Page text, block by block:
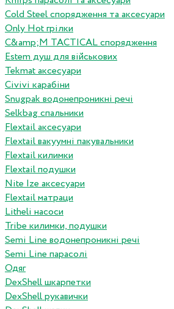
Cold Steel спорядження та аксесуари
Only Hot грілки
C&amp;M TACTICAL спорядження
Estem душ для військових
Tekmat аксесуари
Сivivi карабіни
Snugpak водонепроникні речі
Selkbag спальники
Flextail аксесуари
Flextail вакуумні пакувальники
Flextail килимки
Flextail подушки
Nite Ize аксесуари
Flextail матраци
Litheli насоси
Tribe килимки, подушки
Semi Line водонепроникні речі
Semi Line парасолі
Одяг
DexShell шкарпетки
DexShell рукавички